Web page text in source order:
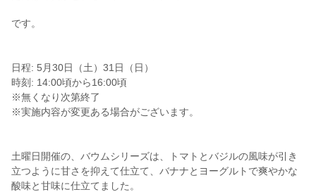
です。
日程: 5月30日（土）31日（日）
時刻: 14:00頃から16:00頃
※無くなり次第終了
※実施内容が変更ある場合がございます。
土曜日開催の、バウムシリーズは、トマトとバジルの風味が引き
立つように甘さを抑えて仕立て、バナナとヨーグルトで爽やかな
酸味と甘味に仕立てました。